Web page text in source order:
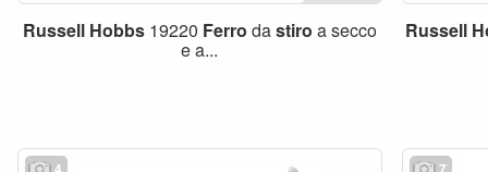
Russell Hobbs19220 Ferro dastiro a secco
e a...
Russell